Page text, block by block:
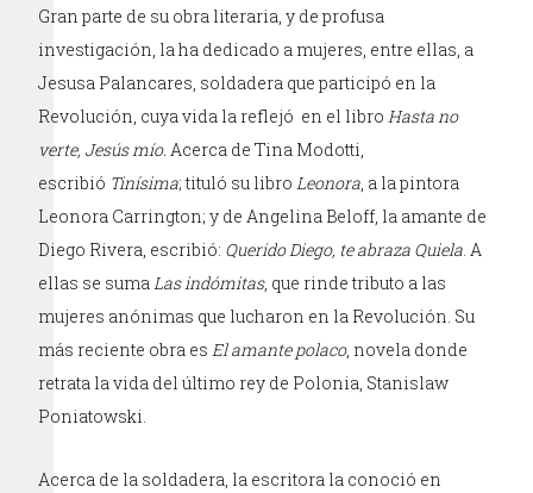
Gran parte de su obra literaria, y de profusa
investigación, la ha dedicado a mujeres, entre ellas, a
Jesusa Palancares, soldadera que participó en la
Revolución, cuya vida la reflejó en el libroHasta no
verte, Jesús mío.Acerca de Tina Modotti,
escribió Tinísima; tituló su libroLeonora, a la pintora
Leonora Carrington; y de Angelina Beloff, la amante de
Diego Rivera, escribió: Querido Diego, te abraza Quiela. A
ellas se sumaLas indómitas, que rinde tributo a las
mujeres anónimas que lucharon en la Revolución. Su
más reciente obra esEl amante polaco, novela donde
retrata la vida del último rey de Polonia, Stanislaw
Poniatowski.
Acerca de la soldadera, la escritora la conoció en